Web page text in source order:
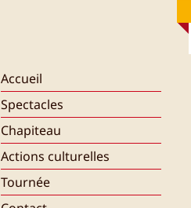
Accueil
Spectacles
Chapiteau
Actions culturelles
Tournée